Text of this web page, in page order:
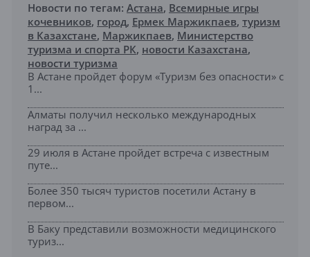
Новости по тегам: Астана, Всемирные игры
кочевников, город, Ермек Маржикпаев, туризм
в Казахстане, Маржикпаев, Министерство
туризма и спорта РК, новости Казахстана,
новости туризма
В Астане пройдет форум «Туризм без опасности» с
1...
Алматы получил несколько международных
наград за ...
29 июля в Астане пройдет встреча с известным
путе...
Более 350 тысяч туристов посетили Астану в
первом...
В Баку представили возможности медицинского
туриз...